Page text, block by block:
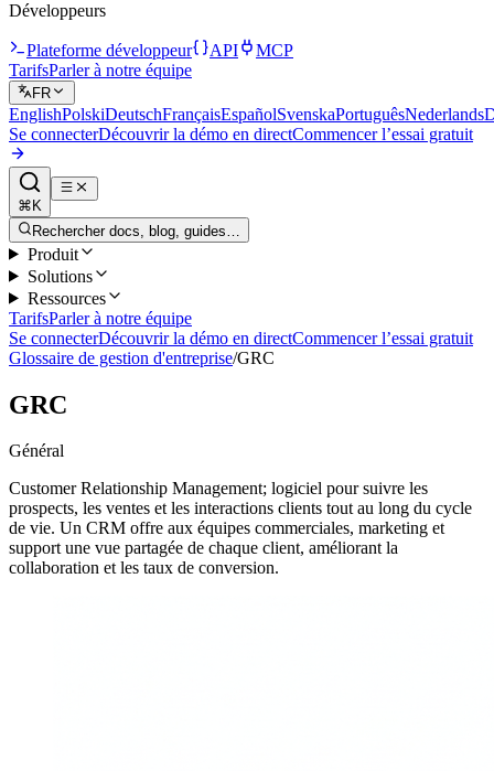
Développeurs
Plateforme développeur API
MCP
TarifsParler à notre équipe
FR
EnglishPolskiDeutschFrançaisEspañolSvenskaPortuguêsNederlands
Se connecterDécouvrir la démo en directCommencer l’essai gratuit
⌘K
Rechercher docs, blog, guides…
Produit
Solutions
Ressources
TarifsParler à notre équipe
Se connecterDécouvrir la démo en directCommencer l’essai gratuit
Glossaire de gestion d'entreprise/GRC
GRC
Général
Customer Relationship Management; logiciel pour suivre les
prospects, les ventes et les interactions clients tout au long du cycle
de vie. Un CRM offre aux équipes commerciales, marketing et
support une vue partagée de chaque client, améliorant la
collaboration et les taux de conversion.